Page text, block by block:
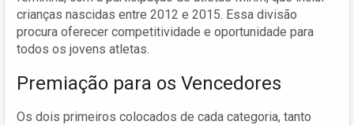
crianças nascidas entre 2012 e 2015. Essa divisão
procura oferecer competitividade e oportunidade para
todos os jovens atletas.
Premiação para os Vencedores
Os dois primeiros colocados de cada categoria, tanto